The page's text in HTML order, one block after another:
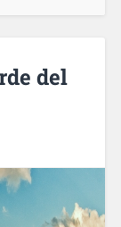
del